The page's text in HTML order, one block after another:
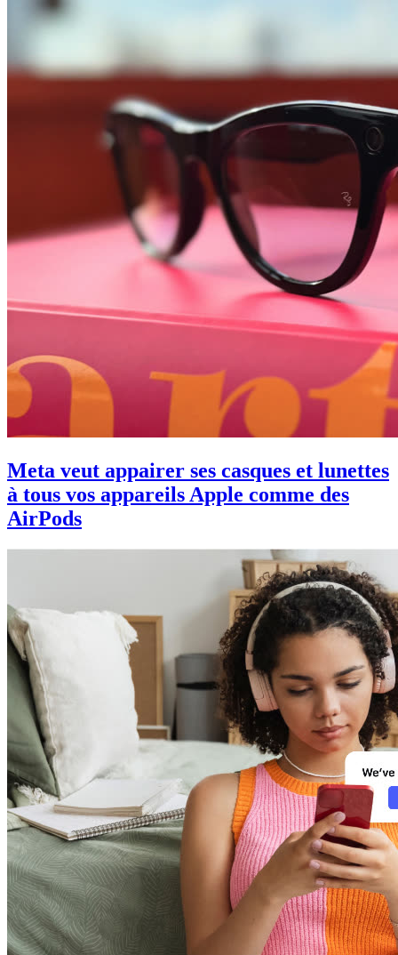
Meta veut appairer ses casques et lunettes
à tous vos appareils Apple comme des
AirPods